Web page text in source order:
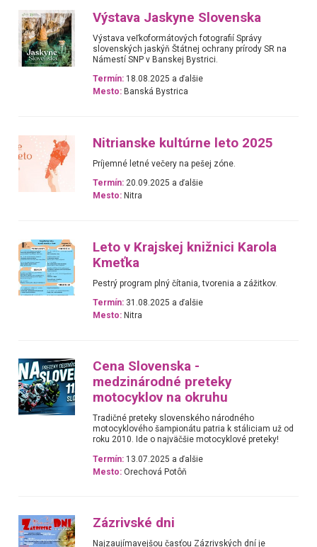
Výstava Jaskyne Slovenska
Výstava veľkoformátových fotografií Správy
slovenských jaskýň Štátnej ochrany prírody SR na
Námestí SNP v Banskej Bystrici.
Termín: 18.08.2025 a ďalšie
Mesto: Banská Bystrica
Nitrianske kultúrne leto 2025
Príjemné letné večery na pešej zóne.
Termín: 20.09.2025 a ďalšie
Mesto: Nitra
Leto v Krajskej knižnici Karola
Kmeťka
Pestrý program plný čítania, tvorenia a zážitkov.
Termín: 31.08.2025 a ďalšie
Mesto: Nitra
Cena Slovenska -
medzinárodné preteky
motocyklov na okruhu
Tradičné preteky slovenského národného
motocyklového šampionátu patria k stáliciam už od
roku 2010. Ide o najväčšie motocyklové preteky!
Termín: 13.07.2025 a ďalšie
Mesto: Orechová Potôň
Zázrivské dni
Najzaujímavejšou časťou Zázrivských dní je